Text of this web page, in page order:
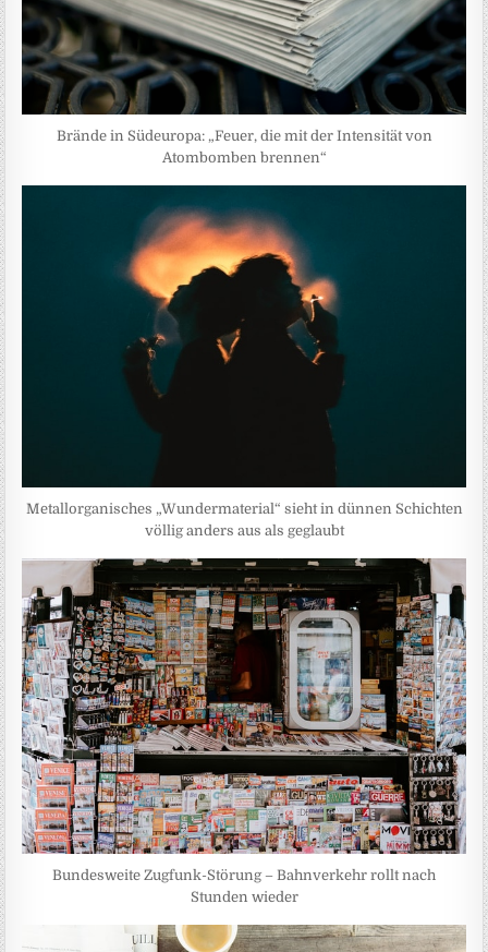
Brände in Südeuropa: „Feuer, die mit der Intensität von
Atombomben brennen“
Metallorganisches „Wundermaterial“ sieht in dünnen Schichten
völlig anders aus als geglaubt
Bundesweite Zugfunk-Störung – Bahnverkehr rollt nach
Stunden wieder